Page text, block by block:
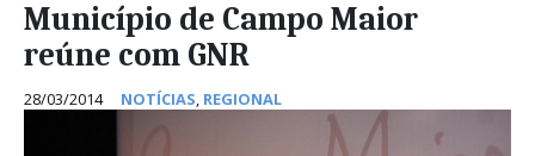
Município de Campo Maior
reúne com GNR
28/03/2014 NOTÍCIAS, REGIONAL